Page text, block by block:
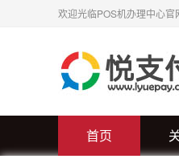
欢迎光临POS机办理中心官
首页